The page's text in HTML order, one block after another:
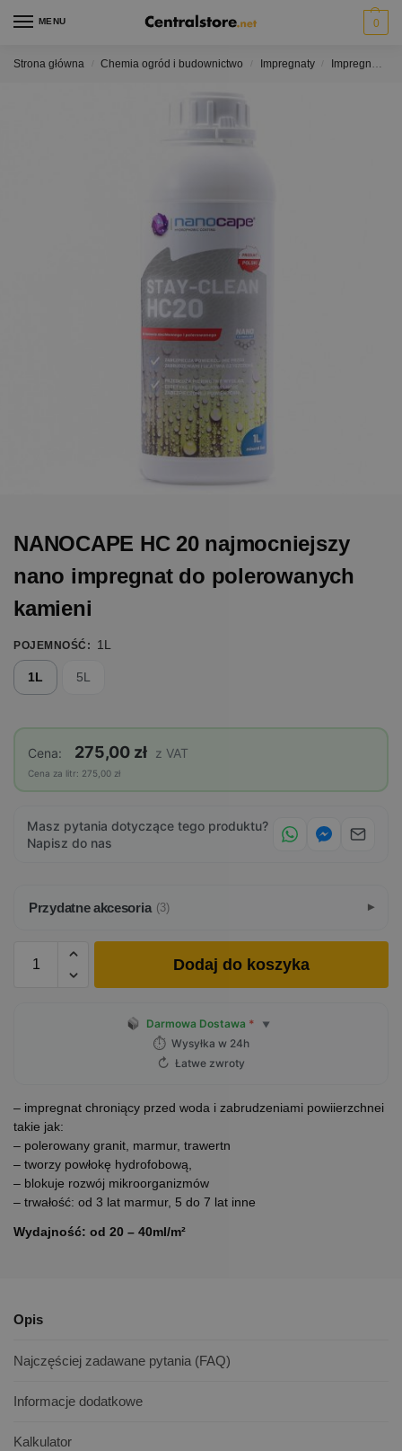
MENU 0
Strona główna Chemia ogród i budownictwo Impregnaty Impregnaty do kamienia efekt bezbarwny
NANOCAPE HC 20 najmocniejszy
nano impregnat do polerowanych
kamieni
POJEMNOŚĆ : 1L
1L 5L
Cena: 275,00 zł z VAT
Cena za litr: 275,00 zł
Masz pytania dotyczące tego produktu?
Napisz do nas
Przydatne akcesoria (3)
Dodaj do koszyka
Darmowa Dostawa * ▼
⏱ Wysyłka w 24h
↻ Łatwe zwroty
– impregnat chroniący przed woda i zabrudzeniami powiierzchnei
takie jak:
– polerowany granit, marmur, trawertn
– tworzy powłokę hydrofobową,
– blokuje rozwój mikroorganizmów
– trwałość: od 3 lat marmur, 5 do 7 lat inne
Wydajność: od 20 – 40ml/m²
Opis
Najczęściej zadawane pytania (FAQ)
Informacje dodatkowe
Kalkulator